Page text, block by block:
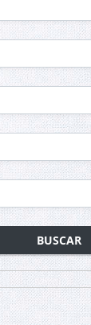
BUSCAR